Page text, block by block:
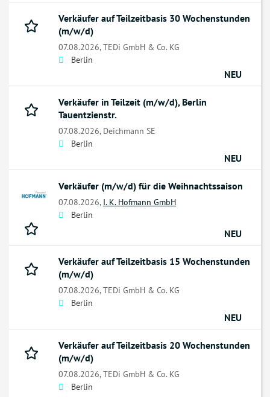
Verkäufer auf Teilzeitbasis 30 Wochenstunden
(m/w/d)
07.08.2026,TEDi GmbH & Co. KG
Berlin
NEU
Verkäufer in Teilzeit (m/w/d), Berlin
Tauentzienstr.
07.08.2026, Deichmann SE
Berlin
NEU
Verkäufer (m/w/d) für die Weihnachtssaison
07.08.2026, I. K. Hofmann GmbH
Berlin
NEU
Verkäufer auf Teilzeitbasis 15 Wochenstunden
(m/w/d)
07.08.2026,TEDi GmbH & Co. KG
Berlin
NEU
Verkäufer auf Teilzeitbasis 20 Wochenstunden
(m/w/d)
07.08.2026,TEDi GmbH & Co. KG
Berlin